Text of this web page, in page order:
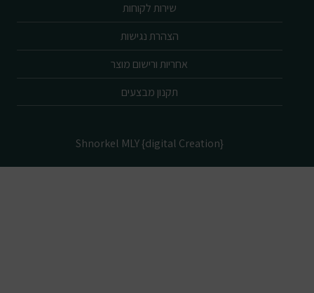
שירות לקוחות
הצהרת נגישות
אחריות ורישום מוצר
תקנון מבצעים
Shnorkel MLY {digital Creation}